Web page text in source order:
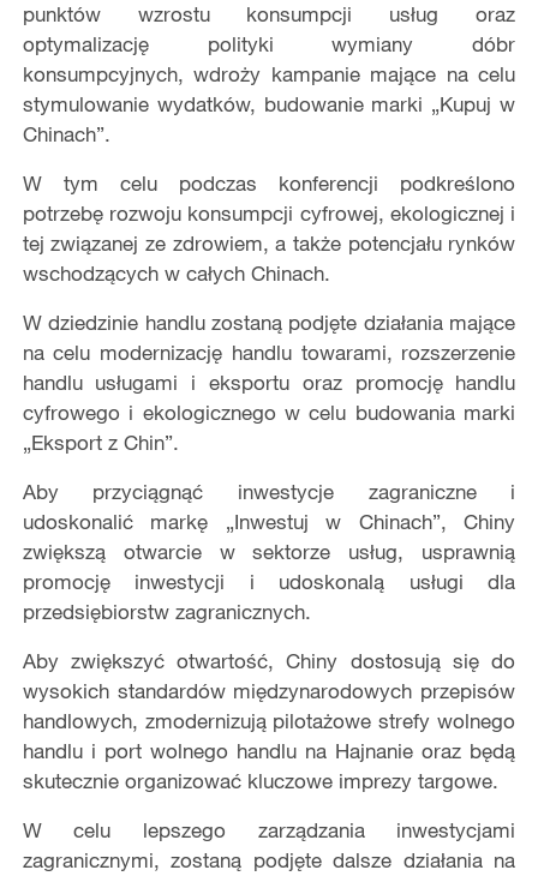
punktów wzrostu konsumpcji usług oraz
optymalizację polityki wymiany dóbr
konsumpcyjnych, wdroży kampanie mające na celu
stymulowanie wydatków, budowanie marki „Kupuj w
Chinach”.
W tym celu podczas konferencji podkreślono
potrzebę rozwoju konsumpcji cyfrowej, ekologicznej i
tej związanej ze zdrowiem, a także potencjału rynków
wschodzących w całych Chinach.
W dziedzinie handlu zostaną podjęte działania mające
na celu modernizację handlu towarami, rozszerzenie
handlu usługami i eksportu oraz promocję handlu
cyfrowego i ekologicznego w celu budowania marki
„Eksport z Chin”.
Aby przyciągnąć inwestycje zagraniczne i
udoskonalić markę „Inwestuj w Chinach”, Chiny
zwiększą otwarcie w sektorze usług, usprawnią
promocję inwestycji i udoskonalą usługi dla
przedsiębiorstw zagranicznych.
Aby zwiększyć otwartość, Chiny dostosują się do
wysokich standardów międzynarodowych przepisów
handlowych, zmodernizują pilotażowe strefy wolnego
handlu i port wolnego handlu na Hajnanie oraz będą
skutecznie organizować kluczowe imprezy targowe.
W celu lepszego zarządzania inwestycjami
zagranicznymi, zostaną podjęte dalsze działania na